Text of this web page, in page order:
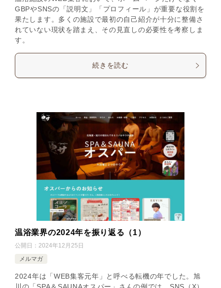
GBPやSNSの「説明文」「プロフィール」が重要な役割を
果たします。多くの施設で最初の自己紹介が十分に整備さ
れていない現状を踏まえ、その見直しの必要性を考察しま
す。
続きを読む
温浴業界の2024年を振り返る（1）
公開日： 2024年12月25日
メルマガ
2024年は「WEB集客元年」と呼べる転機の年でした。旭